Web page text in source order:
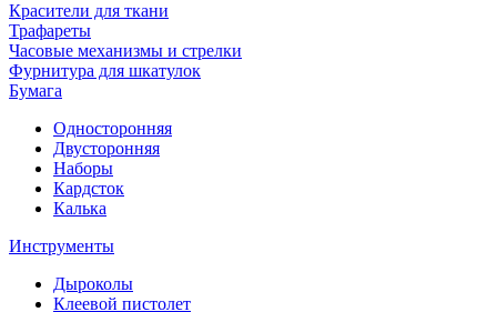
Красители для ткани
Трафареты
Часовые механизмы и стрелки
Фурнитура для шкатулок
Бумага
Односторонняя
Двусторонняя
Наборы
Кардсток
Калька
Инструменты
Дыроколы
Клеевой пистолет